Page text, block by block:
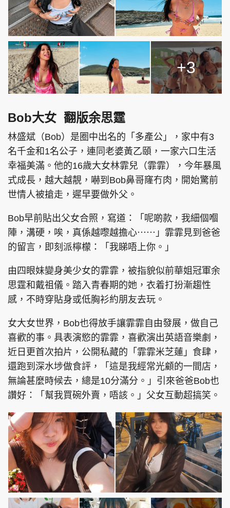
+3
Bob大女 翻版余思霆
林盛斌（Bob）是圈中出名的「多產公」，家中有3
名千金和1名公子，連同老婆黃乙頤，一家六口生活
幸福美滿。他的16歲大女林霏兒（霏霏），今年暴風
式成長，越大越靚，嚇到Bob鼻哥窿冇肉，開始驚前
世情人被搶走，遲早要做外父。
Bob早前貼出父女合照，寫道：「呢啲款，我細個嗰
陣，溝硬，唉，真係越嚟越擔心⋯⋯」霏霏見到爸爸
的留言，即刻派檸檬：「我睇唔上你。」
由四眼妹變身美少女的霏霏，被指貌似前華姐冠軍余
思霆和戴祖儀。踏入青春期的她，衣着打扮漸趨性
感，不時穿貼身或低胸衫約朋友去玩。
女大女世界，Bob也得放手讓霏霏自由發展，做自己
喜歡的事。具表演慾的霏霏，喜歡演出英語音樂劇，
近日更首次拍片，公開私藏的「霏霏米芝蓮」食肆，
還跑到深水埗做食評，「這是我經常光顧的一間店，
無論甚麼時候去，總是10分滿分。」引來爸爸Bob也
讚好：「幫我買碗外賣，唔該。」父女互動超搞笑。